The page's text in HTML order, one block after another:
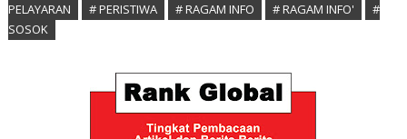
PELAYARAN
# PERISTIWA # RAGAM INFO # RAGAM INFO'
#
SOSOK